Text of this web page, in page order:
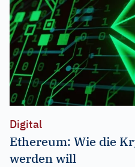
Digital
Ethereum: Wie die
werden will